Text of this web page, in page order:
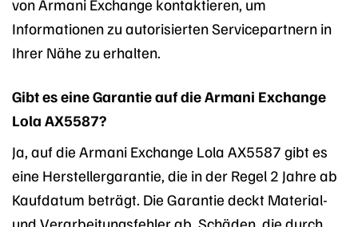
Informationen zu autorisierten Servicepartnern in
Ihrer Nähe zu erhalten.
Gibt es eine Garantie auf die Armani Exchange
Lola AX5587?
Ja, auf die Armani Exchange Lola AX5587 gibt es
eine Herstellergarantie, die in der Regel 2 Jahre ab
Kaufdatum beträgt. Die Garantie deckt Material-